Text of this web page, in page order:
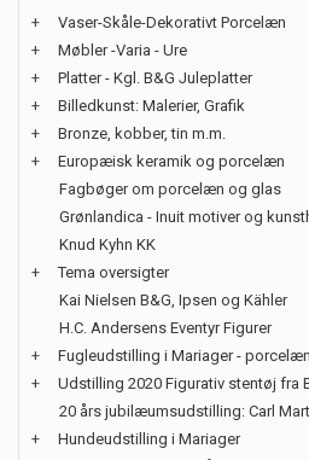
+
Vaser-Skåle-Dekorativt Porcelæn
+
Møbler -Varia - Ure
+
Platter - Kgl. B&G Juleplatter
+
Billedkunst: Malerier, Grafik
+
Bronze, kobber, tin m.m.
+
Europæisk keramik og porcelæn
Fagbøger om porcelæn og glas
Grønlandica - Inuit motiver og
Knud Kyhn KK
+
Tema oversigter
Kai Nielsen B&G, Ipsen og Kähler
H.C. Andersens Eventyr Figurer
+
Fugleudstilling i Mariager -
+
Udstilling 2020 Figurativ stentøj fra
20 års jubilæumsudstilling: Carl
+
Hundeudstilling i Mariager